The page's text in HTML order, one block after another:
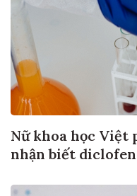
Nữ khoa học Việt
nhận biết